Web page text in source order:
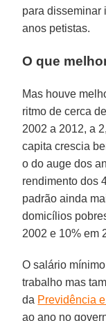
para disseminar
anos petistas.
O que
Mas houve
ritmo de cerca
2002 a 2012, a
capita crescia
o do auge dos
rendimento dos
padrão ainda
domicílios
2002 e 10% em
O salário
trabalho mas
da Previdência
ao ano no